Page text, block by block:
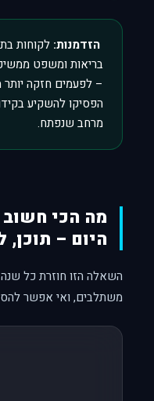
הזדמנות: לקוחות
בריאות ומשפט
– לפעמים חזקה
מרחב שנפתח.
מה הכי חשוב
היום – תוכן,
השאלה הזו חוזרת כל
משתלבים, ואי אפשר